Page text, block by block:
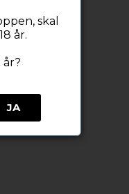
skal
år.
år?
JA